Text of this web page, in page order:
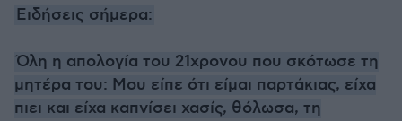
Ειδήσεις σήμερα:
Όλη η απολογία του 21χρονου που σκότωσε τη
μητέρα του: Μου είπε ότι είμαι παρτάκιας, είχα
πιει και είχα καπνίσει χασίς, θόλωσα, τη